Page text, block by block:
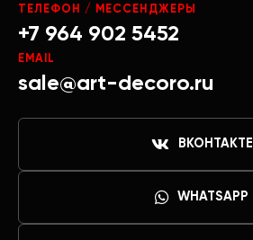
ТЕЛЕФОН / МЕССЕНДЖЕРЫ
+7 964 902 5452
EMAIL
sale@art-decoro.ru
ВКОНТАКТЕ
WHATSAPP